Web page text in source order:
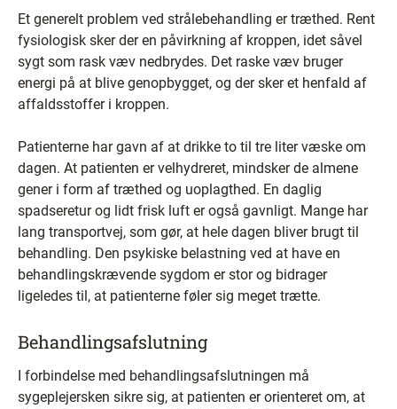
Et generelt problem ved strålebehandling er træthed. Rent
fysiologisk sker der en påvirkning af kroppen, idet såvel
sygt som rask væv nedbrydes. Det raske væv bruger
energi på at blive genopbygget, og der sker et henfald af
affaldsstoffer i kroppen.
Patienterne har gavn af at drikke to til tre liter væske om
dagen. At patienten er velhydreret, mindsker de almene
gener i form af træthed og uoplagthed. En daglig
spadseretur og lidt frisk luft er også gavnligt. Mange har
lang transportvej, som gør, at hele dagen bliver brugt til
behandling. Den psykiske belastning ved at have en
behandlingskrævende sygdom er stor og bidrager
ligeledes til, at patienterne føler sig meget trætte.
Behandlingsafslutning
I forbindelse med behandlingsafslutningen må
sygeplejersken sikre sig, at patienten er orienteret om, at